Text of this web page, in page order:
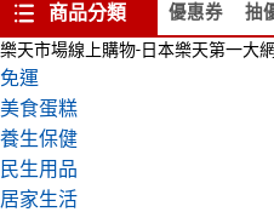
商品分類 優惠券 抽
樂天市場線上購物-日本樂天第一大
免運
美食蛋糕
養生保健
民生用品
居家生活